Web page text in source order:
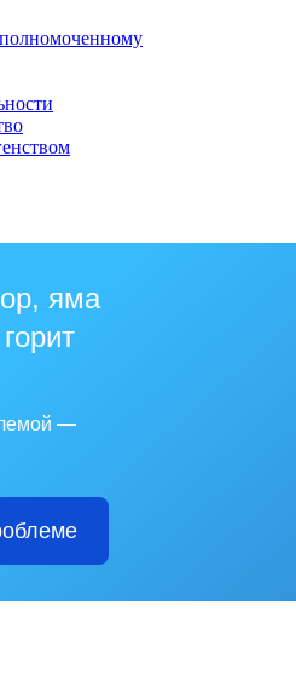
яма
—